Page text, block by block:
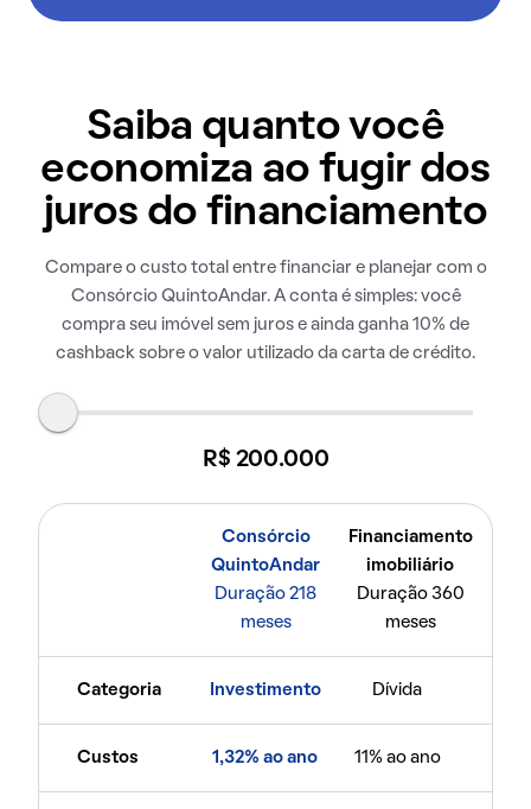
Saiba quanto você
economiza ao fugir dos
juros do financiamento
Compare o custo total entre financiar e planejar com o
Consórcio QuintoAndar. A conta é simples: você
compra seu imóvel sem juros e ainda ganha 10% de
cashback sobre o valor utilizado da carta de crédito.
R$ 200.000
Consórcio
QuintoAndar
Duração 218
meses
Financiamento
imobiliário
Duração 360
meses
Categoria Investimento Dívida
Custos 1,32% ao ano 11% ao ano